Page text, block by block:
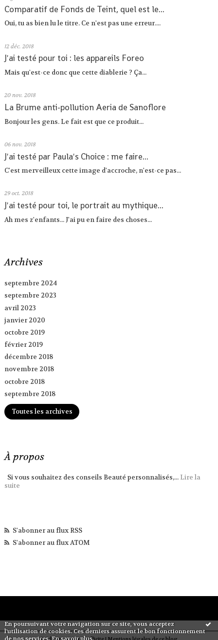
En poursuivant votre navigation sur ce site, vous acceptez
l'utilisation de cookies. Ces derniers assurent le bon fonctionnement
Comparatif de Fonds de Teint, quel est le...
Oui, tu as bien lu le titre. Ce n'est pas une erreur....
12 déc. 2018
J'ai testé pour toi : les appareils Foreo
Mais qu'est-ce donc que cette diablerie ? Ça...
20 nov. 2018
La Brume anti-pollution Aeria de Sanoflore
Bonjour les gens. Le fait est que ce produit...
06 nov. 2018
J'ai testé par Paula's Choice : me faire...
C'est merveilleux cette image d'accroche, n'est-ce pas...
29 oct. 2018
J'ai testé pour toi, le portrait au mythique...
Ah mes z'enfants... J'ai pu en faire des choses...
Archives
septembre 2024
septembre 2023
avril 2023
janvier 2020
octobre 2019
février 2019
décembre 2018
novembre 2018
octobre 2018
septembre 2018
Toutes les archives
À propos
Si vous souhaitez des conseils Beauté personnalisés,... Lire la
suite
S'abonner au flux RSS
S'abonner au flux ATOM